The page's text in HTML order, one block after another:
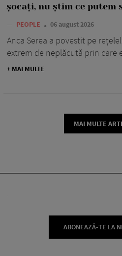
șocați, nu știm ce putem
— PEOPLE 06 august 2026
Anca Serea a povestit pe
extrem de neplăcută prin care
+ MAI MULTE
MAI MULTE
ABONEAZĂ-TE LA